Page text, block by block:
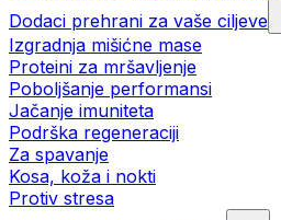
Dodaci prehrani za vaše ciljeve
Izgradnja mišićne mase
Proteini za mršavljenje
Poboljšanje performansi
Jačanje imuniteta
Podrška regeneraciji
Za spavanje
Kosa, koža i nokti
Protiv stresa